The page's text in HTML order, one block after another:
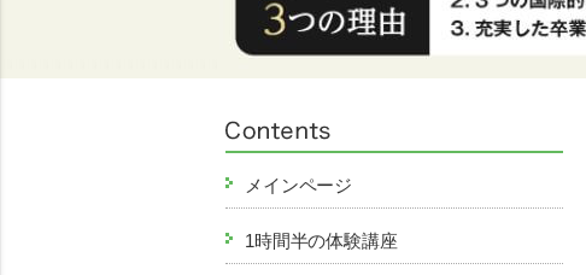
メインページ
1時間半の体験講座